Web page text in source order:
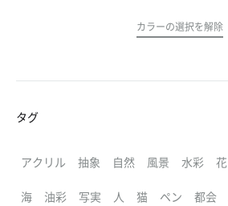
カラーの選択を解除
タグ
アクリル 抽象 自然 風景 水彩 花
海 油彩 写実 人 猫 ペン 都会